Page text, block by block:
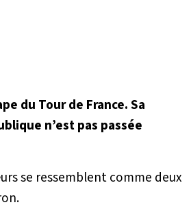
du Tour de France. Sa
n’est pas passée
se ressemblent comme deux